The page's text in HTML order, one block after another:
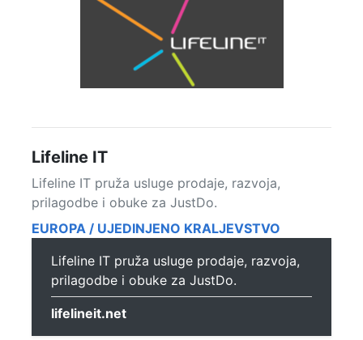
Lifeline IT
Lifeline IT pruža usluge prodaje, razvoja,
prilagodbe i obuke za JustDo.
EUROPA / UJEDINJENO KRALJEVSTVO
Lifeline IT pruža usluge prodaje, razvoja,
prilagodbe i obuke za JustDo.
lifelineit.net